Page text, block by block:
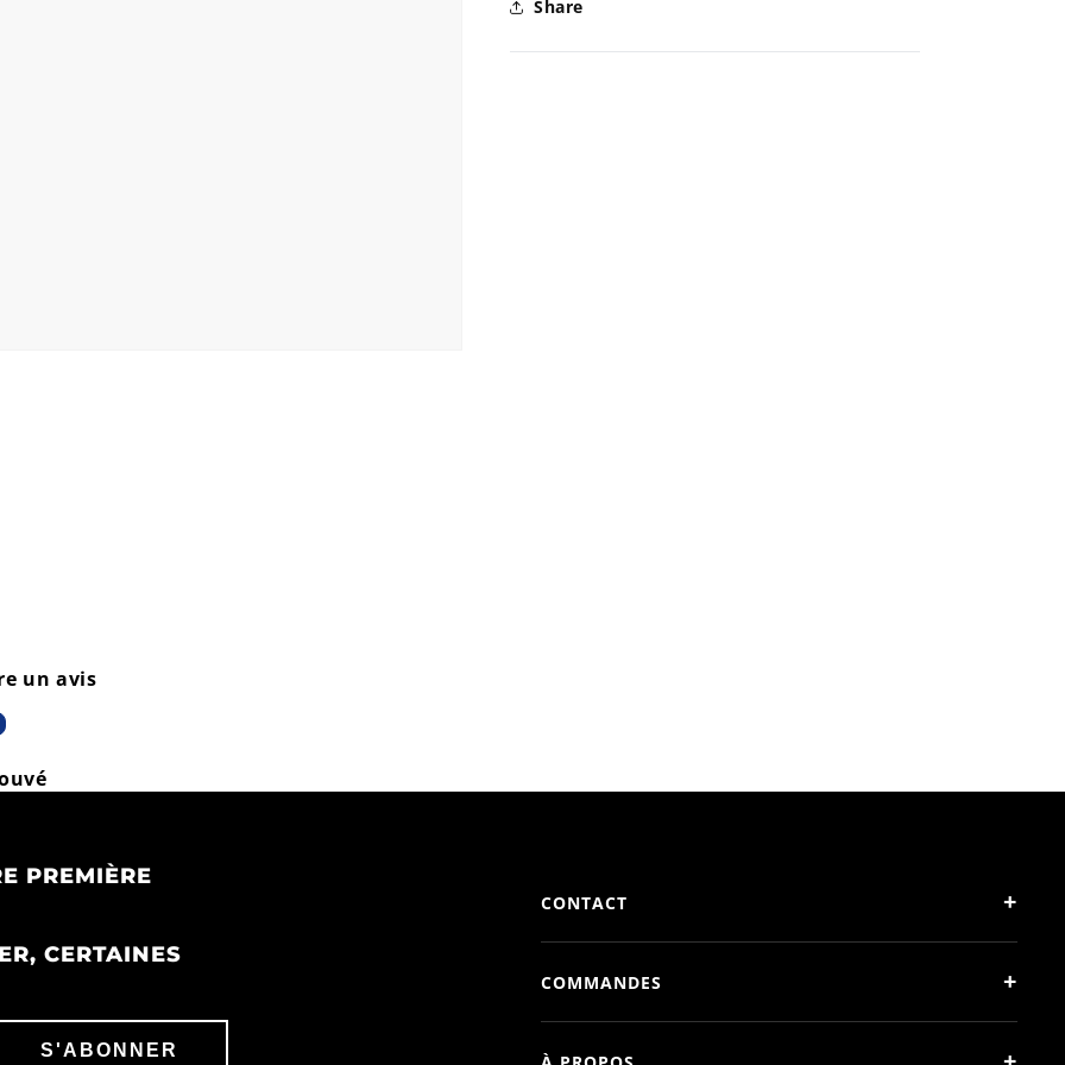
Share
un avis
PREMIÈRE
CERTAINES
S'ABONNER
CONTACT +
COMMANDES +